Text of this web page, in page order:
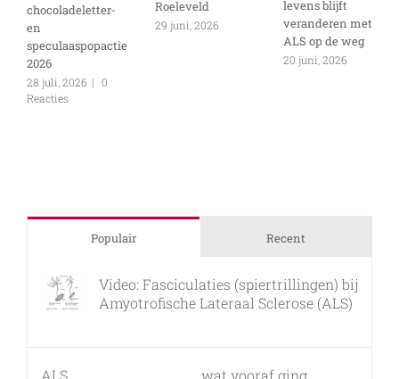
chocoladeletter-
en
speculaaspopactie
2026
28 juli, 2026 | 0
Reacties
Roeleveld
29 juni, 2026
levens blijft
veranderen met
ALS op de weg
20 juni, 2026
Populair Recent
Video: Fasciculaties (spiertrillingen) bij
Amyotrofische Lateraal Sclerose (ALS)
ALS………………………………………wat vooraf ging.